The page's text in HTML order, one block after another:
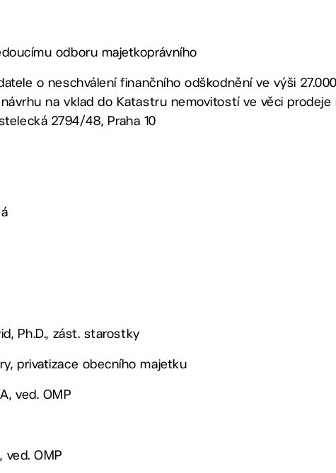
odboru majetkoprávního
o neschválení finančního odškodnění ve výši
na vklad do Katastru nemovitostí ve věci
2794/48, Praha 10
Ph.D., zást. starostky
privatizace obecního majetku
ved. OMP
ved. OMP